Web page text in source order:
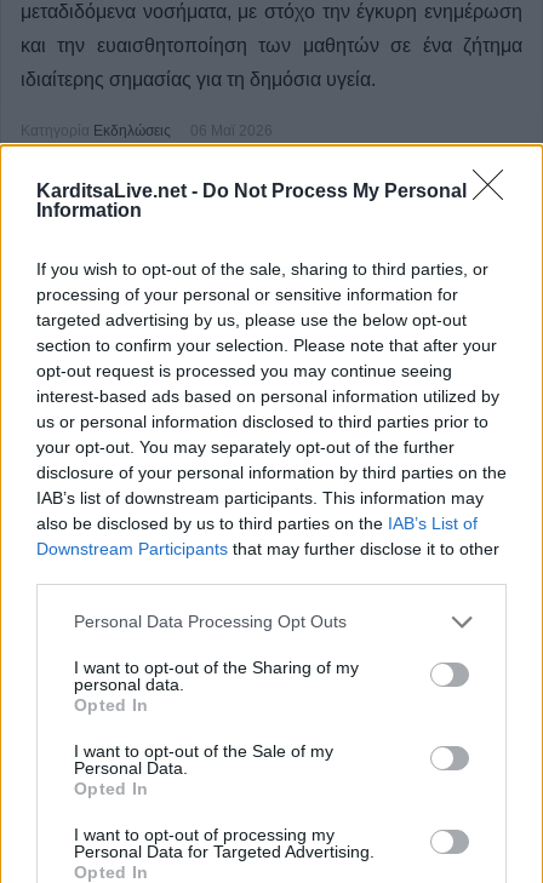
KarditsaLive.net - Do Not Process My Personal
Information
If you wish to opt-out of the sale, sharing to third parties, or
processing of your personal or sensitive information for
targeted advertising by us, please use the below opt-out
section to confirm your selection. Please note that after your
opt-out request is processed you may continue seeing
interest-based ads based on personal information utilized by
us or personal information disclosed to third parties prior to
your opt-out. You may separately opt-out of the further
disclosure of your personal information by third parties on the
IAB’s list of downstream participants. This information may
also be disclosed by us to third parties on the IAB’s List of
Downstream Participants that may further disclose it to other
Personal Data Processing Opt Outs
I want to opt-out of the Sharing of my
personal data.
Opted In
I want to opt-out of the Sale of my
Personal Data.
Opted In
I want to opt-out of processing my
Personal Data for Targeted Advertising.
Opted In
μεταδιδόμενα νοσήματα, με στόχο την έγκυρη ενημέρωση
και την ευαισθητοποίηση των μαθητών σε ένα ζήτημα
ιδιαίτερης σημασίας για τη δημόσια υγεία.
Κατηγορία Εκδηλώσεις 06 Μαϊ 2026
Μειωμένο ωράριο λειτουργίας την
Πέμπτη (7/5) στο Γυμνάσιο - Λ.Τ. Ιτέας
Με απόφαση του Δημάρχου Παλαμά Σωκρ.
Δασκαλόπουλου, αποφασίστηκε η πρόωρη λήξη των
μαθημάτων στο Γυμνάσιο - Λ.Τ. Ιτέας, την Πέμπτη 7 Μαΐου
Κατηγορία Τοπική Επικαιρότητα